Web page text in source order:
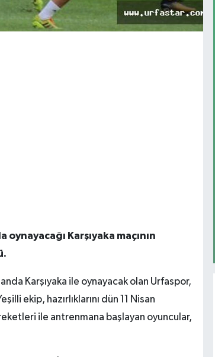
Karşıyaka maçının
Karşıyaka ile oynayacak olan Urfaspor,
ekip, hazırlıklarını dün 11 Nisan
ile antrenmana başlayan oyuncular,